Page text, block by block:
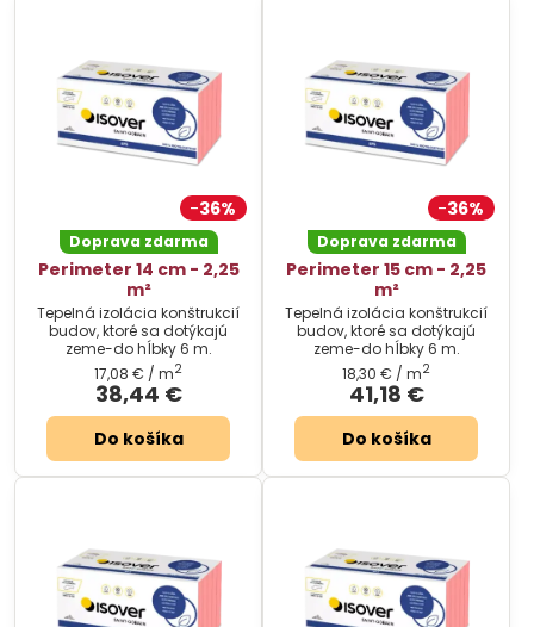
36%
Doprava zdarma
Perimeter 14 cm - 2,25
m²
Tepelná izolácia konštrukcií
budov, ktoré sa dotýkajú
zeme-do hĺbky 6 m.
38,44 €
17,08 € / m2
Do košíka
36%
Doprava zdarma
Perimeter 15 cm - 2,25
m²
Tepelná izolácia konštrukcií
budov, ktoré sa dotýkajú
zeme-do hĺbky 6 m.
41,18 €
18,30 € / m2
Do košíka